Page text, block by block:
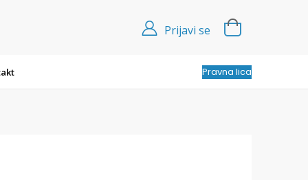
Prijavi se
Pravna lica